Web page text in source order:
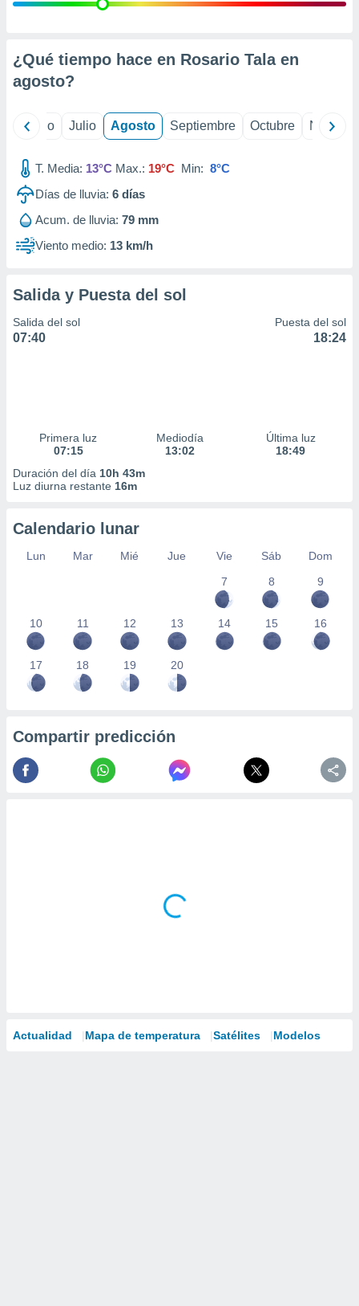
e
mediante
de
1199
¿Qué tiempo hace en Rosario Tala en
agosto?
Junio Julio Agosto Septiembre Octubre
T. Media: 13°C Max.: 19°C Min: 8°C
Días de lluvia: 6 días
Acum. de lluvia: 79 mm
Viento medio: 13 km/h
Salida y Puesta del sol
Salida del sol
07:40
Puesta del sol
18:24
Primera luz
07:15
Mediodía
13:02
Última luz
18:49
Duración del día 10h 43m
Luz diurna restante 16m
Calendario lunar
Lun Mar Mié Jue Vie Sáb
Dom
7
8 9
10 11 12 13 14 15 16
17 18 19 20
Compartir predicción
Actualidad Mapa de temperatura Satélites Modelos